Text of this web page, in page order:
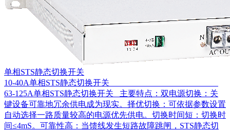
单相STS静态切换开关
10-40A单相STS静态切换开关
63-125A单相STS静态切换开关 主要特点：双电源切换：关
键设备可靠地冗余供电成为现实。择优切换：可依据参数设置
自动选择一路质量较高的电源优先供电。切换时间短：切换时
间≤4mS。可靠性高：当馈线发生短路故障跳闸，STS静态切